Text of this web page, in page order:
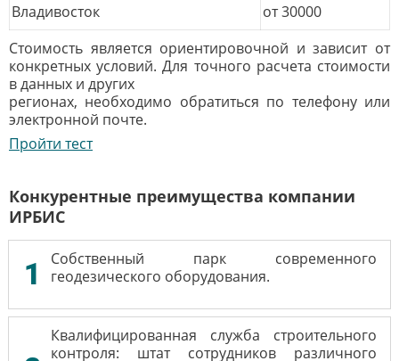
Владивосток
от 30000
Стоимость является ориентировочной и зависит от
конкретных условий. Для точного расчета стоимости
в данных и других
регионах, необходимо обратиться по телефону или
электронной почте.
Пройти тест
Конкурентные преимущества компании
ИРБИС
1
Собственный парк современного
геодезического оборудования.
Квалифицированная служба строительного
контроля: штат сотрудников различного